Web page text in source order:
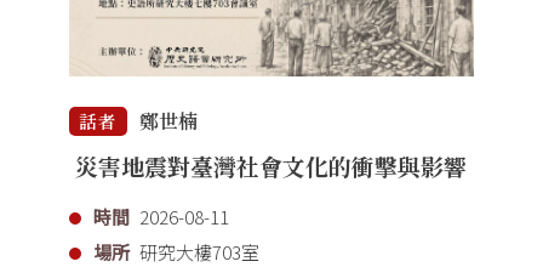
話者 鄭世楠
災害地震對臺灣社會文化的衝擊與影響
時間 2026-08-11
場所 研究大樓703室